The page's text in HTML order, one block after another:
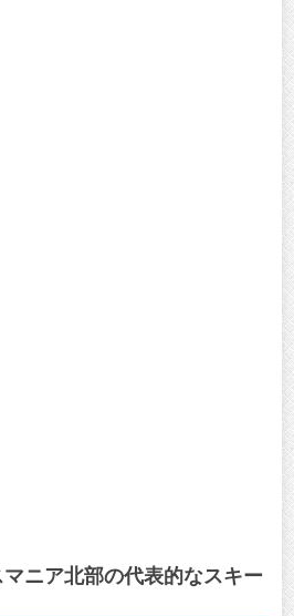
ニア北部の代表的なスキー